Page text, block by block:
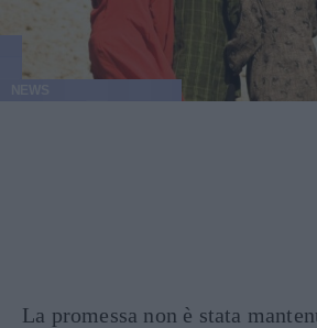
La promessa non è stata